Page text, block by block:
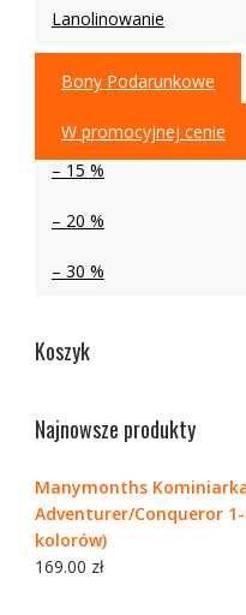
Lanolinowanie
Bony Podarunkowe
W promocyjnej cenie
– 15 %
– 20 %
– 30 %
Koszyk
Najnowsze produkty
Manymonths
Adventurer/Conqueror
kolorów)
169.00 zł